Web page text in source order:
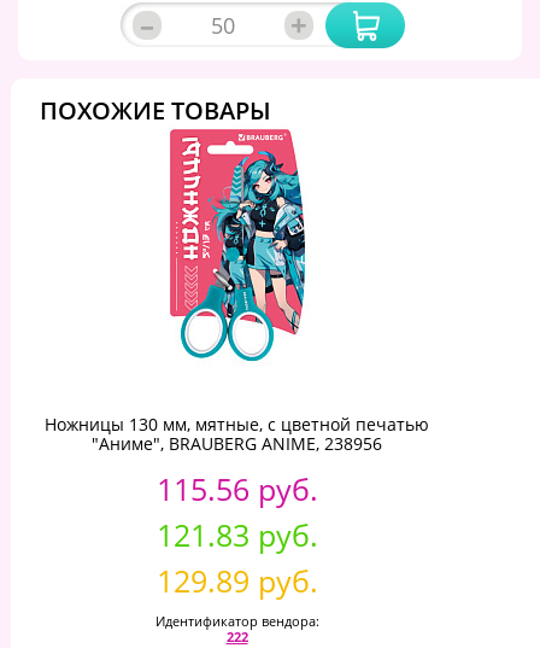
– +
ПОХОЖИЕ ТОВАРЫ
Ножницы 130 мм, мятные, с цветной печатью
"Аниме", BRAUBERG ANIME, 238956
115.56 руб.
121.83 руб.
129.89 руб.
Идентификатор вендора:
222